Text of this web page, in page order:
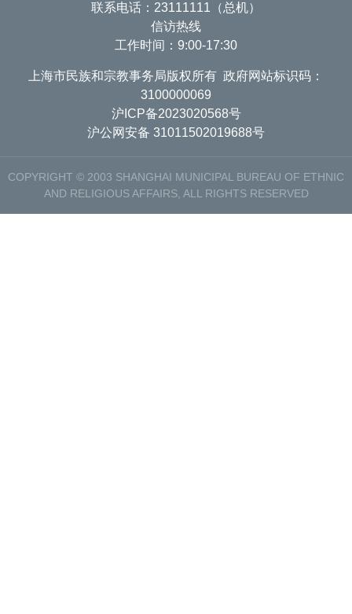
联系电话：23111111（总机）
信访热线
工作时间：9:00-17:30
上海市民族和宗教事务局版权所有 政府网站标识码：
3100000069
沪ICP备2023020568号
沪公网安备 31011502019688号
COPYRIGHT © 2003 SHANGHAI MUNICIPAL BUREAU OF ETHNIC
AND RELIGIOUS AFFAIRS, ALL RIGHTS RESERVED